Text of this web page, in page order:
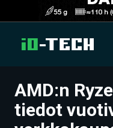
UUTISET
AMD:n
tiedot